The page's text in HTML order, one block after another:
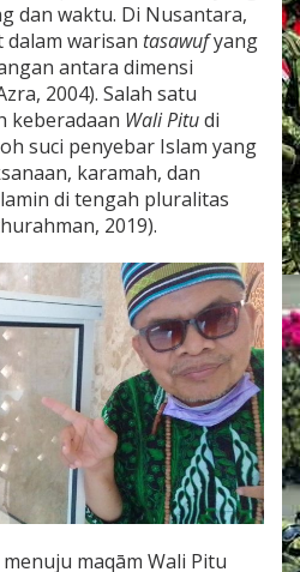
dan waktu. Di Nusantara,
warisan tasawufyang
antara dimensi
2004). Salah satu
keberadaan Wali Pitudi
suci penyebar Islam yang
karamah, dan
di tengah pluralitas
2019).
maqām Wali Pitu